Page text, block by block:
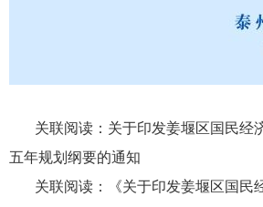
关联阅读： 关于印发姜堰区国民经
五年规划纲要的通知
关联阅读：
《关于印发姜堰区国